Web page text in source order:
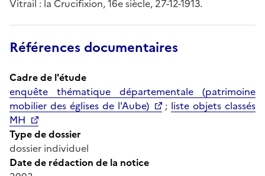
Vitrail : la Crucifixion, 16e siècle, 27-12-1913.
Références documentaires
Cadre de l'étude
enquête thématique départementale (patrimoine
mobilier des églises de l'Aube)
; liste objets classés
MH
Type de dossier
dossier individuel
Date de rédaction de la notice